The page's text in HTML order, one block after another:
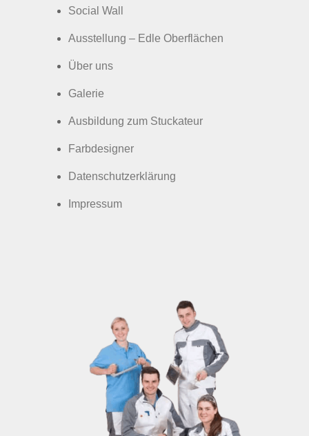
Social Wall
Ausstellung – Edle Oberflächen
Über uns
Galerie
Ausbildung zum Stuckateur
Farbdesigner
Datenschutzerklärung
Impressum